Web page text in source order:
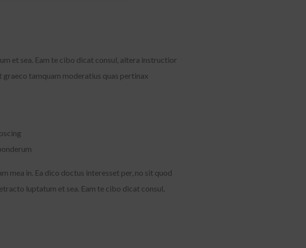
et sea. Eam te cibo dicat consul, altera instructior
tamquam moderatius quas pertinax
mea in. Ea dico doctus interesset per, no sit quod
luptatum et sea. Eam te cibo dicat consul,